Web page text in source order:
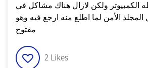
الكمبيوتر ولكن لازال هناك مشاكل في
المجلد الأمن لما اطلع منه ارجع فيه وهو
2 Likes